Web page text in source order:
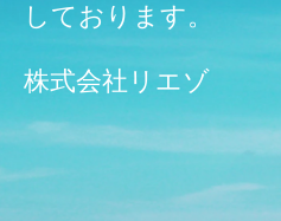
しております。
株式会社リエゾ